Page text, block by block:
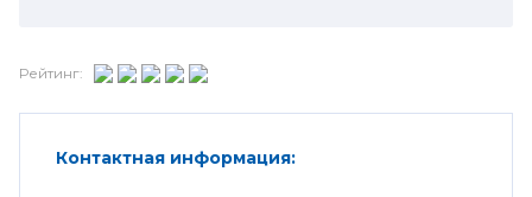
Рейтинг:
Контактная информация: